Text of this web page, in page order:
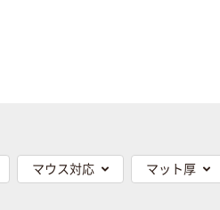
マウス対応 マット厚